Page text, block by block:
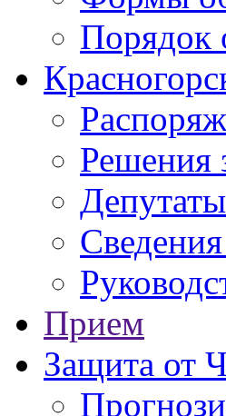
Порядок
Решения
Депутаты
Прием
Защита от